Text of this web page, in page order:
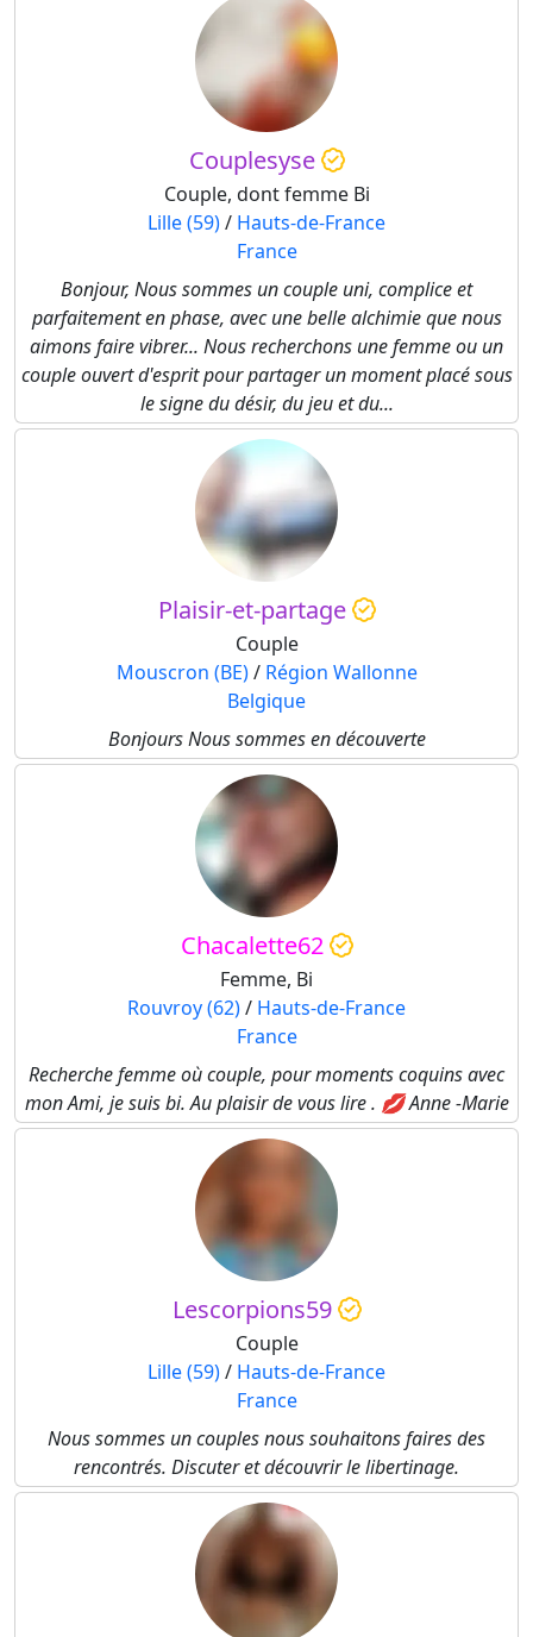
Couplesyse
Couple, dont femme Bi
Lille (59)/ Hauts-de-France
France
Bonjour, Nous sommes un couple uni, complice et
parfaitement en phase, avec une belle alchimie que nous
aimons faire vibrer... Nous recherchons une femme ou un
couple ouvert d'esprit pour partager un moment placé sous
le signe du désir, du jeu et du...
Plaisir-et-partage
Couple
Mouscron (BE)/ Région Wallonne
Belgique
Bonjours Nous sommes en découverte
Chacalette62
Femme, Bi
Rouvroy (62)/ Hauts-de-France
France
Recherche femme où couple, pour moments coquins avec
mon Ami, je suis bi. Au plaisir de vous lire . 💋 Anne -Marie
Lescorpions59
Couple
Lille (59)/ Hauts-de-France
France
Nous sommes un couples nous souhaitons faires des
rencontrés. Discuter et découvrir le libertinage.